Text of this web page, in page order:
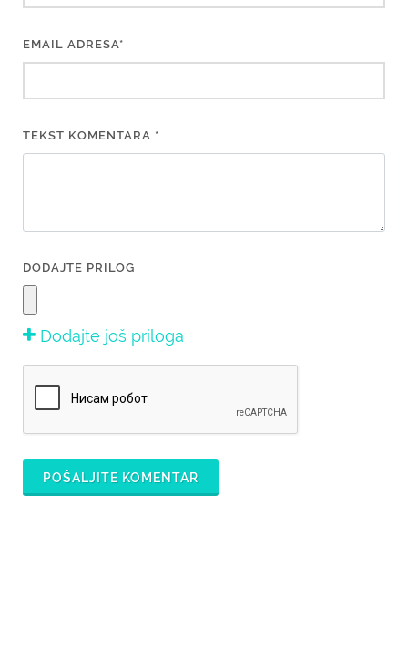
EMAIL ADRESA*
TEKST KOMENTARA *
DODAJTE PRILOG
Dodajte još priloga
POŠALJITE KOMENTAR